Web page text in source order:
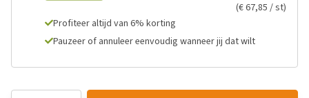
(€ 67,85 / st)
Profiteer altijd van 6% korting
Pauzeer of annuleer eenvoudig wanneer jij dat wilt